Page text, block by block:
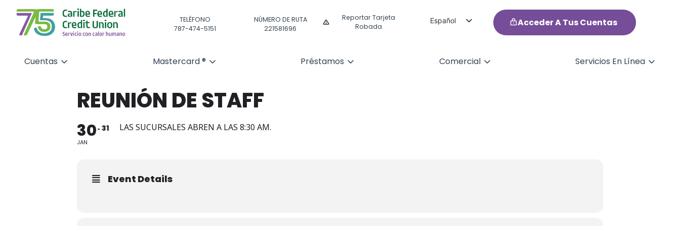
TELÉFONO
787-474-5151
NÚMERO DE RUTA
221581696
Reportar Tarjeta
Robada
Español
Acceder A Tus Cuentas
Cuentas Mastercard ® Préstamos Comercial Servicios En Línea
REUNIÓN DE STAFF
30
JAN
31 LAS SUCURSALES ABREN A LAS 8:30 AM.
Event Details